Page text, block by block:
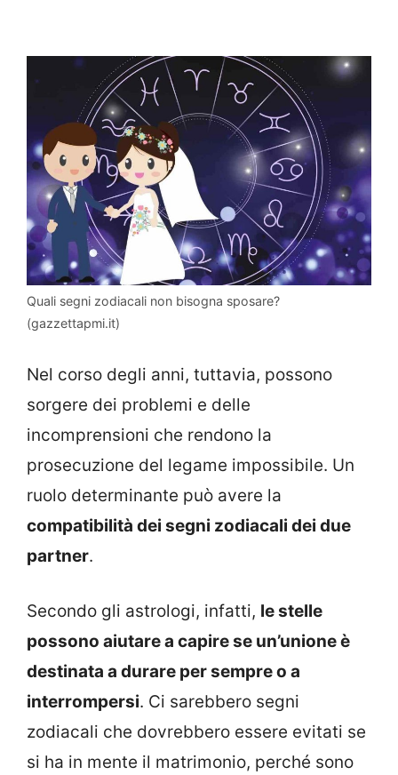
Quali segni zodiacali non bisogna sposare?
(gazzettapmi.it)
Nel corso degli anni, tuttavia, possono
sorgere dei problemi e delle
incomprensioni che rendono la
prosecuzione del legame impossibile. Un
ruolo determinante può avere la
compatibilità dei segni zodiacali dei due
partner.
Secondo gli astrologi, infatti, le stelle
possono aiutare a capire se un’unione è
destinata a durare per sempre o a
interrompersi. Ci sarebbero segni
zodiacali che dovrebbero essere evitati se
si ha in mente il matrimonio, perché sono